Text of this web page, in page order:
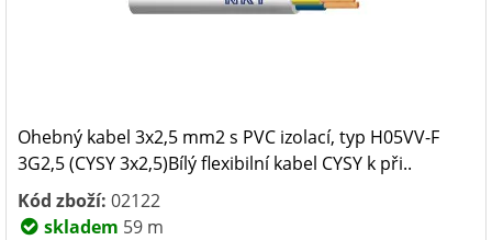
Ohebný kabel 3x2,5 mm2 s PVC izolací, typ H05VV-F
3G2,5 (CYSY 3x2,5)Bílý flexibilní kabel CYSY k při..
Kód zboží: 02122
skladem 59 m